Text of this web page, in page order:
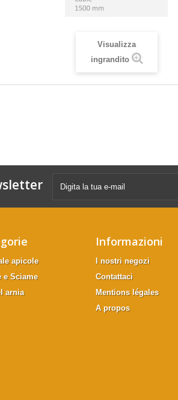
Visualizza
ingrandito
apicole
e Sciame
arnia
Informazioni
I nostri negozi
Contattaci
Mentions légales
A propos